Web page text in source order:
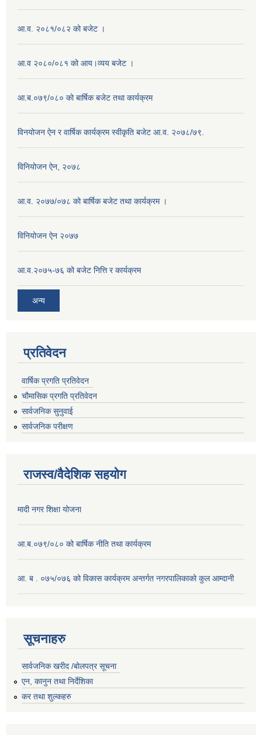
आ.व. २०८१/०८२ को बजेट ।
आ.व २०८०/०८१ को आय।व्यय बजेट ।
आ.ब.०७९/०८० को बार्षिक बजेट तथा कार्यक्रम
विनयोजन ऐन र वार्षिक कार्यक्रम स्वीकृति बजेट आ.व. २०७८/७९.
विनियोजन ऐन, २०७८
आ.व. २०७७/०७८ को बार्षिक बजेट तथा कार्यक्रम ।
विनियोजन ऐन २०७७
आ.व.२०७५-७६ को बजेट नित्ति र कार्यक्रम
अन्य
प्रतिवेदन
वार्षिक प्रगति प्रतिवेदन
चौमासिक प्रगति प्रतिवेदन
सार्वजनिक सुनुवाई
सार्वजनिक परीक्षण
राजस्व/वैदेशिक सहयोग
मादी नगर शिक्षा योजना
आ.ब.०७९/०८० को बार्षिक नीति तथा कार्यक्रम
आ. ब . ०७५/०७६ को विकास कार्यक्रम अन्तर्गत नगरपालिकाको कुल आम्दानी
सूचनाहरु
सार्वजनिक खरीद /बोलपत्र सूचना
एन, कानुन तथा निर्देशिका
कर तथा शुल्कहरु